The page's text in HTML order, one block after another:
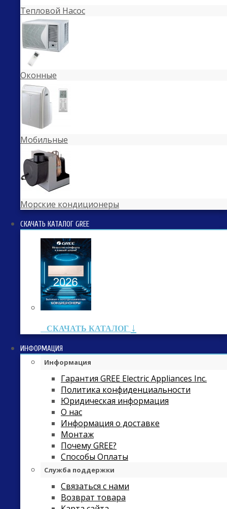
Тепловой Насос
Оконные
Мобильные
Морские кондиционеры
СКАЧАТЬ КАТАЛОГ GREE
СКАЧАТЬ КАТАЛОГ ↓
ИНФОРМАЦИЯ
Информация
Гарантия GREE Electric Appliances Inc.
Политика конфиденциальности
Юридическая информация
О нас
Информация о доставке
Монтаж
Почему GREE?
Способы Оплаты
Служба поддержки
Связаться с нами
Возврат товара